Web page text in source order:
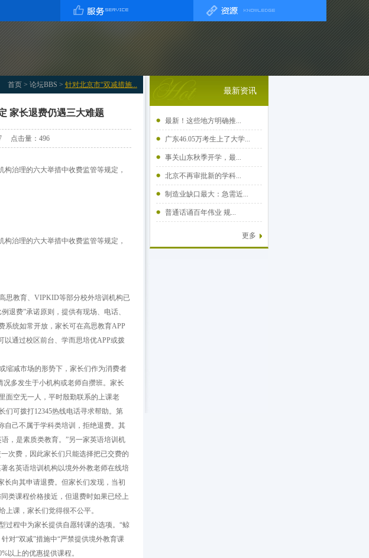
首页> 论坛BBS > 针对北京市“双减措施...
家长退费仍遇三大难题
点击量： 496
治理的六大举措中收费监管等规定，
治理的六大举措中收费监管等规定，
教育、VIPKID等部分校外培训机构已
退费”承诺原则，提供有现场、电话、
系统如常开放，家长可在高思教育APP
以通过校区前台、学而思培优APP或拨
减市场的形势下，家长们作为消费者
况多发生于小机构或老师自攒班。家长
面空无一人，平时殷勤联系的上课老
们可拨打12345热线电话寻求帮助。第
自己不属于学科类培训，拒绝退费。其
，是素质类教育。”另一家英语培训机
次费，因此家长们只能选择把已交费的
名英语培训机构以境外外教老师在线培
长向其申请退费。但家长们发现，当初
类课程价格接近，但退费时如果已经上
上课，家长们觉得很不公平。
程中为家长提供自愿转课的选项。“鲸
对“双减”措施中“严禁提供境外教育课
以上的优惠提供课程。
最新资讯
最新！这些地方明确推...
广东46.05万考生上了大学...
事关山东秋季开学，最...
北京不再审批新的学科...
制造业缺口最大：急需近...
普通话诵百年伟业 规...
更多